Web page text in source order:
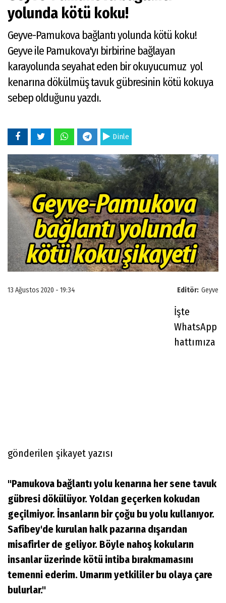
yolunda kötü koku!
Geyve-Pamukova bağlantı yolunda kötü koku!
Geyve ile Pamukova'yı birbirine bağlayan
karayolunda seyahat eden bir okuyucumuz yol
kenarına dökülmüş tavuk gübresinin kötü kokuya
sebep olduğunu yazdı.
Dinle
Editör: Geyve
13 Ağustos 2020 - 19:34
İşte
WhatsApp
hattımıza
gönderilen şikayet yazısı
"Pamukova bağlantı yolu kenarına her sene tavuk
gübresi dökülüyor. Yoldan geçerken kokudan
geçilmiyor. İnsanların bir çoğu bu yolu kullanıyor.
Safibey'de kurulan halk pazarına dışarıdan
misafirler de geliyor. Böyle nahoş kokuların
insanlar üzerinde kötü intiba bırakmamasını
temenni ederim. Umarım yetkililer bu olaya çare
bulurlar."